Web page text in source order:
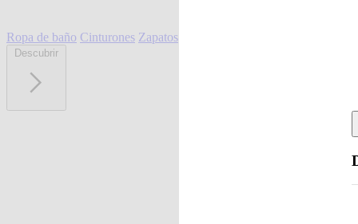
Ropa de baño Cinturones Zapatos
Descubrir